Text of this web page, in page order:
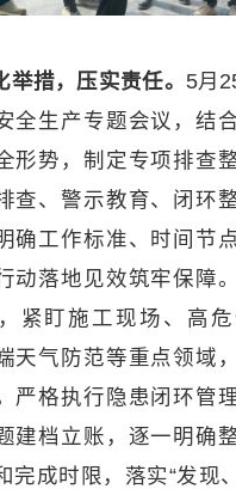
举措，压实责任。 5月
全生产专题会议，结
形势，制定专项排查
查、警示教育、闭环
确工作标准、时间节
动落地见效筑牢保障
紧盯施工现场、高
天气防范等重点领域
严格执行隐患闭环管
建档立账，逐一明确
完成时限，落实“发现